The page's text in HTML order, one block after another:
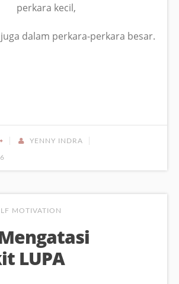
perkara kecil,
dalam perkara-perkara besar.
YENNY INDRA
MOTIVATION
LUPA